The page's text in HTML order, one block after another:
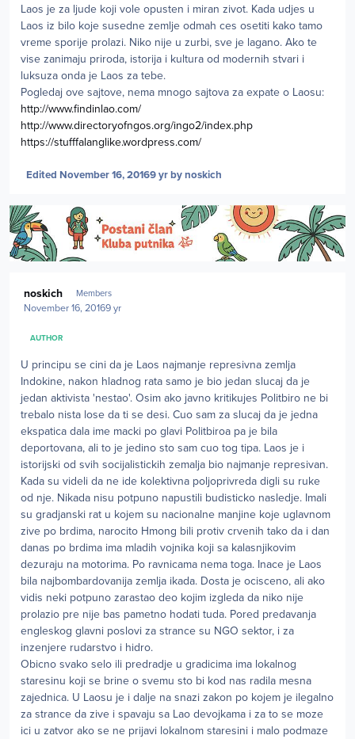
Laos je za ljude koji vole opusten i miran zivot. Kada udjes u
Laos iz bilo koje susedne zemlje odmah ces osetiti kako tamo
vreme sporije prolazi. Niko nije u zurbi, sve je lagano. Ako te
vise zanimaju priroda, istorija i kultura od modernih stvari i
luksuza onda je Laos za tebe.
Pogledaj ove sajtove, nema mnogo sajtova za expate o Laosu:
http://www.findinlao.com/
http://www.directoryofngos.org/ingo2/index.php
https://stufffalanglike.wordpress.com/
Edited November 16, 20169 yrby noskich
noskich Members
November 16, 20169 yr
AUTHOR
U principu se cini da je Laos najmanje represivna zemlja
Indokine, nakon hladnog rata samo je bio jedan slucaj da je
jedan aktivista 'nestao'. Osim ako javno kritikujes Politbiro ne bi
trebalo nista lose da ti se desi. Cuo sam za slucaj da je jedna
ekspatica dala ime macki po glavi Politbiroa pa je bila
deportovana, ali to je jedino sto sam cuo tog tipa. Laos je i
istorijski od svih socijalistickih zemalja bio najmanje represivan.
Kada su videli da ne ide kolektivna poljoprivreda digli su ruke
od nje. Nikada nisu potpuno napustili budisticko nasledje. Imali
su gradjanski rat u kojem su nacionalne manjine koje uglavnom
zive po brdima, narocito Hmong bili protiv crvenih tako da i dan
danas po brdima ima mladih vojnika koji sa kalasnjikovim
dezuraju na motorima. Po ravnicama nema toga. Inace je Laos
bila najbombardovanija zemlja ikada. Dosta je ocisceno, ali ako
vidis neki potpuno zarastao deo kojim izgleda da niko nije
prolazio pre nije bas pametno hodati tuda. Pored predavanja
engleskog glavni poslovi za strance su NGO sektor, i za
inzenjere rudarstvo i hidro.
Obicno svako selo ili predradje u gradicima ima lokalnog
staresinu koji se brine o svemu sto bi kod nas radila mesna
zajednica. U Laosu je i dalje na snazi zakon po kojem je ilegalno
za strance da zive i spavaju sa Lao devojkama i za to se moze
ici u zatvor ako se ne prijavi lokalnom staresini i malo podmaze